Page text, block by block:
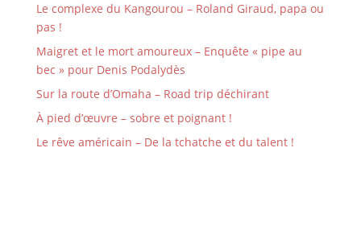
Le complexe du Kangourou – Roland Giraud, papa ou
pas !
Maigret et le mort amoureux – Enquête « pipe au
bec » pour Denis Podalydès
Sur la route d’Omaha – Road trip déchirant
À pied d’œuvre – sobre et poignant !
Le rêve américain – De la tchatche et du talent !